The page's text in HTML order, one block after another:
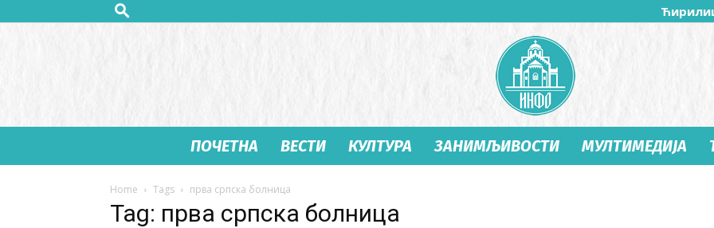
Студеница
ПОЧЕТНА ВЕСТИ КУЛТУРА ЗАНИМЉИВОСТИ МУЛТИМЕДИЈА
Home Tags прва српска болница
Tag: прва српска болница